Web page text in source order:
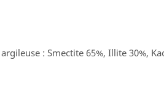
: Smectite 65%, Illite 30%,